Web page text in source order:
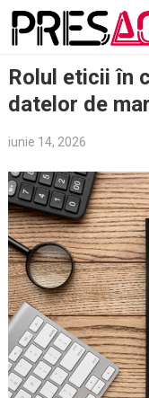
Skip
Rolul eticii în
datelor de
iunie 14, 2026